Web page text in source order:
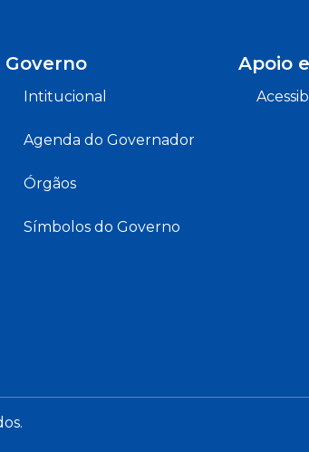
Governo
Intitucional
Agenda do Governador
Órgãos
Símbolos do Governo
Apoio